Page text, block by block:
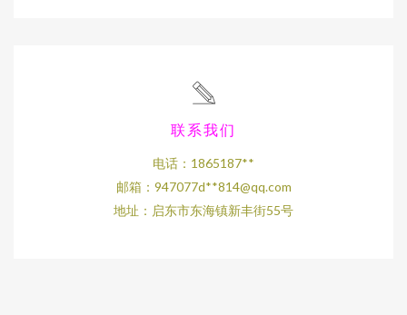
联系我们
电话：1865187**
邮箱：947077d**814@qq.com
地址：启东市东海镇新丰街55号